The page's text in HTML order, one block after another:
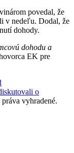
povedal, že
v nedeľu. Dodal, že
dohody.
dohodu a
EK pre
o
vyhradené.